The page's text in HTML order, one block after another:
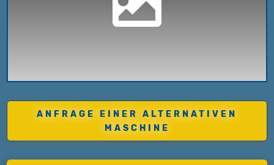
ANFRAGE EINER ALTERNATIVEN
MASCHINE